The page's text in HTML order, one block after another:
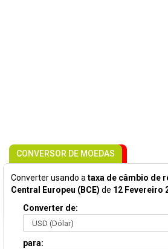
CONVERSOR DE MOEDAS
Converter usando a taxa de câmbio de
Central Europeu (BCE) de 12 Fevereiro
Converter de:
para: